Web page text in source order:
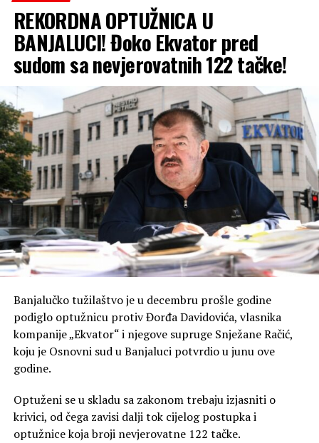
REKORDNA OPTUŽNICA U
BANJALUCI! Đoko Ekvator pred
sudom sa nevjerovatnih 122 tačke!
Banjalučko tužilaštvo je u decembru prošle godine
podiglo optužnicu protiv Đorđa Davidovića, vlasnika
kompanije „Ekvator“ i njegove supruge Snježane Račić,
koju je Osnovni sud u Banjaluci potvrdio u junu ove
godine.
Optuženi se u skladu sa zakonom trebaju izjasniti o
krivici, od čega zavisi dalji tok cijelog postupka i
optužnice koja broji nevjerovatne 122 tačke.